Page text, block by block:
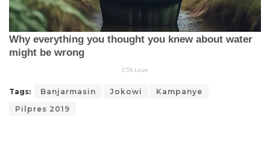
Tags: Banjarmasin Jokowi
Kampanye
Pilpres 2019